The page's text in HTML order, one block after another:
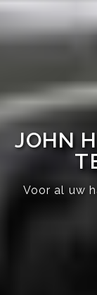
JOHN
Voor al uw